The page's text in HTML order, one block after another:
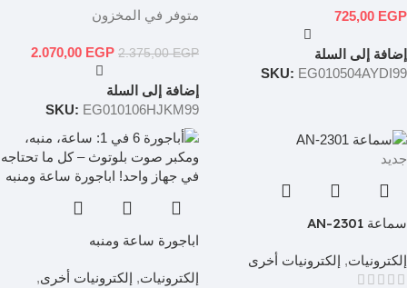
725,00 EGP
إضافة إلى السلة
SKU: EG010504AYDI99
متوفر في المخزون
2.375,00EGP
2.070,00 EGP
إضافة إلى السلة
SKU: EG010106HJKM99
جديد
سماعة AN-2301
إلكترونيات, إلكترونيات أخرى
اباجورة ساعة ومنبه
إلكترونيات, إلكترونيات أخرى,